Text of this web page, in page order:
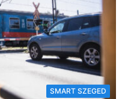
SMART SZEGED